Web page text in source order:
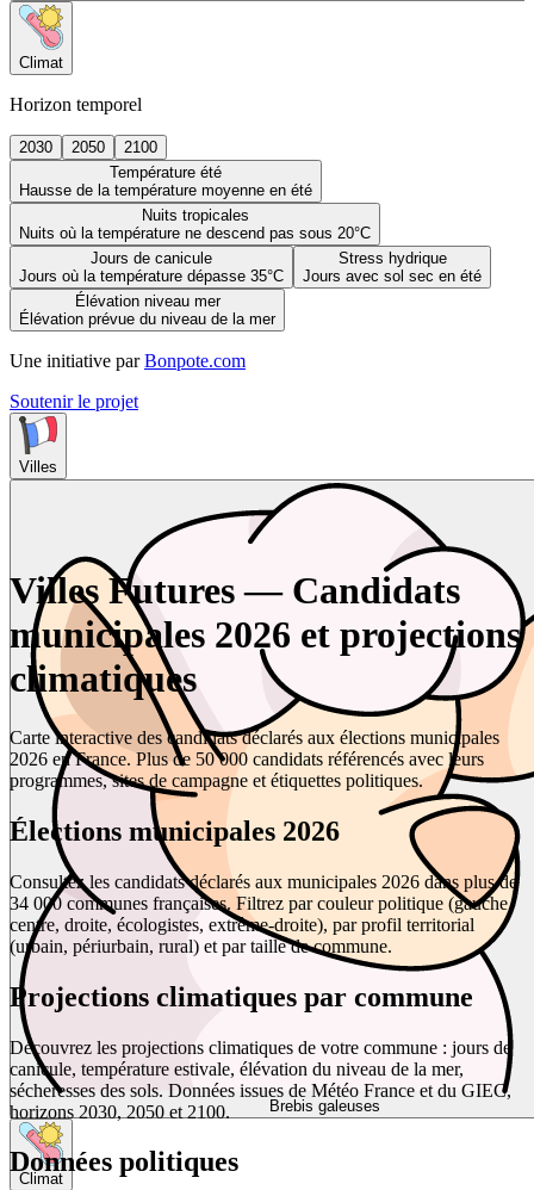
Climat
Horizon temporel
2030 2050
2100
Température été
Hausse de la température moyenne en été
Nuits tropicales
Nuits où la température ne descend pas sous 20°C
Jours de canicule
Jours où la température dépasse 35°C
Stress hydrique
Jours avec sol sec en été
Élévation niveau mer
Élévation prévue du niveau de la mer
Une initiative par Bonpote.com
Soutenir le projet
Villes
Brebis galeuses
Climat
Villes Futures — Candidats
municipales 2026 et projections
climatiques
Carte interactive des candidats déclarés aux élections municipales
2026 en France. Plus de 50 000 candidats référencés avec leurs
programmes, sites de campagne et étiquettes politiques.
Élections municipales 2026
Consultez les candidats déclarés aux municipales 2026 dans plus de
34 000 communes françaises. Filtrez par couleur politique (gauche,
centre, droite, écologistes, extrême-droite), par profil territorial
(urbain, périurbain, rural) et par taille de commune.
Projections climatiques par commune
Découvrez les projections climatiques de votre commune : jours de
canicule, température estivale, élévation du niveau de la mer,
sécheresses des sols. Données issues de Météo France et du GIEC,
horizons 2030, 2050 et 2100.
Données politiques